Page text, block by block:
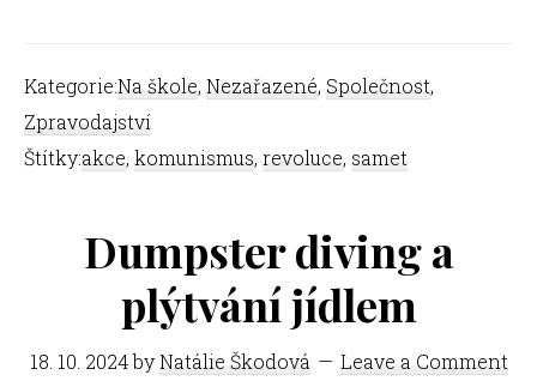
Kategorie:Na škole, Nezařazené, Společnost,
Zpravodajství
Štítky:akce, komunismus, revoluce, samet
Dumpster diving a
plýtvání jídlem
18. 10. 2024byNatálie Škodová Leave a Comment